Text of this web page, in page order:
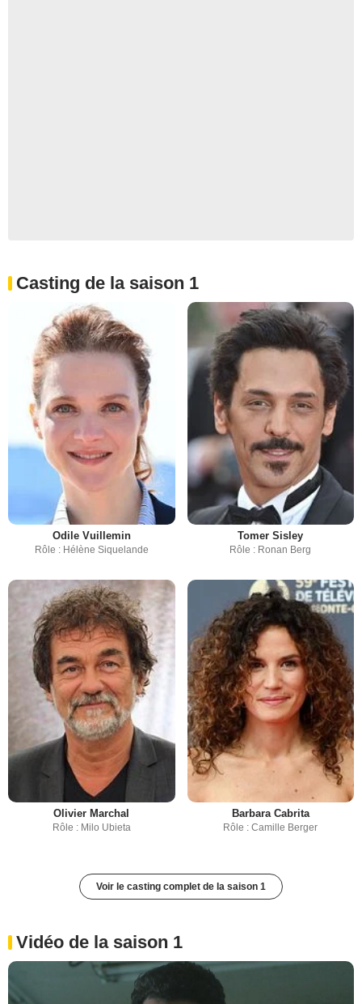
Casting de la saison 1
Odile Vuillemin
Rôle : Hélène Siquelande
Tomer Sisley
Rôle : Ronan Berg
Olivier Marchal
Rôle : Milo Ubieta
Barbara Cabrita
Rôle : Camille Berger
Voir le casting complet de la saison 1
Vidéo de la saison 1